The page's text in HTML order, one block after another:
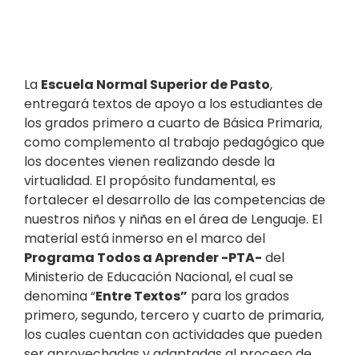
La Escuela Normal Superior de Pasto,
entregará textos de apoyo a los estudiantes de
los grados primero a cuarto de Básica Primaria,
como complemento al trabajo pedagógico que
los docentes vienen realizando desde la
virtualidad. El propósito fundamental, es
fortalecer el desarrollo de las competencias de
nuestros niños y niñas en el área de Lenguaje. El
material está inmerso en el marco del
Programa Todos a Aprender -PTA- del
Ministerio de Educación Nacional, el cual se
denomina “Entre Textos” para los grados
primero, segundo, tercero y cuarto de primaria,
los cuales cuentan con actividades que pueden